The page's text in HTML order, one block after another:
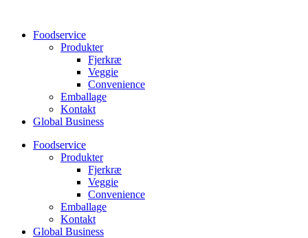
indholdFoodservice
Produkter
Fjerkræ
Veggie
Convenience
Emballage
Kontakt
Global Business
Foodservice
Produkter
Fjerkræ
Veggie
Convenience
Emballage
Kontakt
Global Business